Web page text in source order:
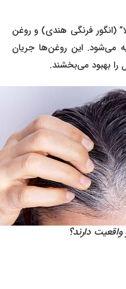
فرنگی هندی) و روغن
این روغن‌ها جریان
بهبود می‌بخشند.
دارند؟